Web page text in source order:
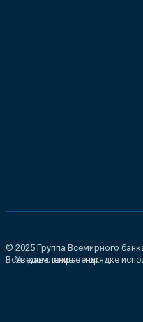
© 2025 Группа Всемирного
Все права сохранены.
Уведомление о порядке